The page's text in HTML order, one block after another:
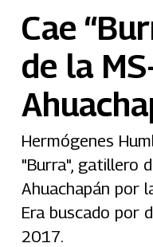
Cae
de la
Hermógenes
"Burra", gatillero
Ahuachapán por
Era buscado por
2017.